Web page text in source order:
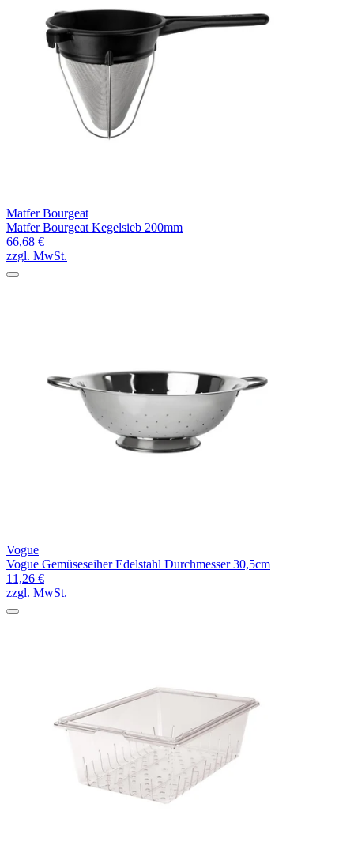
Matfer Bourgeat
Matfer Bourgeat Kegelsieb 200mm
66,68 €
zzgl. MwSt.
Vogue
Vogue Gemüseseiher Edelstahl Durchmesser 30,5cm
11,26 €
zzgl. MwSt.